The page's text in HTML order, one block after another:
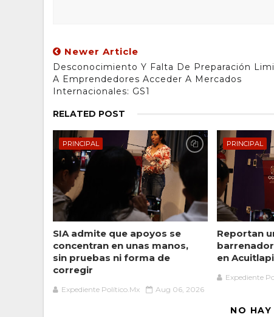
Newer Article
Desconocimiento Y Falta De Preparación
A Emprendedores Acceder A Mercados
Internacionales: GS1
RELATED POST
PRINCIPAL
SIA admite que apoyos se
concentran en unas manos,
sin pruebas ni forma de
corregir
Expediente Político.Mx Aug 06, 2026
PRINCIPAL
Reportan
en
Expediente
NO